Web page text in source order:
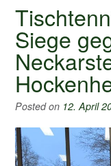
Siege
Posted on 12. April